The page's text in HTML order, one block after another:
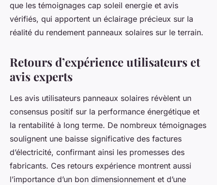
que les témoignages cap soleil energie et avis
vérifiés, qui apportent un éclairage précieux sur la
réalité du rendement panneaux solaires sur le terrain.
Retours d’expérience utilisateurs et
avis experts
Les avis utilisateurs panneaux solaires révèlent un
consensus positif sur la performance énergétique et
la rentabilité à long terme. De nombreux témoignages
soulignent une baisse significative des factures
d’électricité, confirmant ainsi les promesses des
fabricants. Ces retours expérience montrent aussi
l’importance d’un bon dimensionnement et d’une